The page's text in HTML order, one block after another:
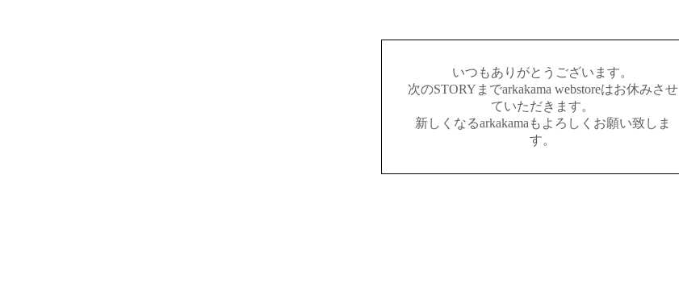
いつもありがとうございます。
次のSTORYまでarkakama webstoreはお休みさせ
ていただきます。
新しくなるarkakamaもよろしくお願い致しま
す。